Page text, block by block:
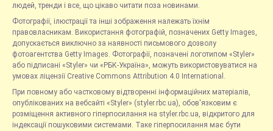
людей, тренди і все, що цікаво читати поза новинами.
Фотографії, ілюстрації та інші зображення належать їхнім
правовласникам. Використання фотографій, позначених Getty Images,
допускається виключно за наявності письмового дозволу
фотоагентства Getty Images. Фотографії, позначені логотипом «Styler»
або підписані «Styler» чи «РБК-Україна», можуть використовуватися на
умовах ліцензії Creative Commons Attribution 4.0 International.
При повному або частковому відтворенні інформаційних матеріалів,
опублікованих на вебсайті «Styler» (styler.rbc.ua), обов'язковим є
розміщення активного гіперпосилання на styler.rbc.ua, відкритого для
індексації пошуковими системами. Таке гіперпосилання має бути